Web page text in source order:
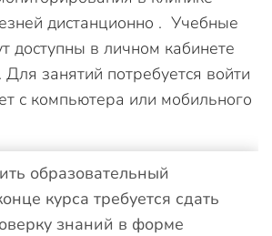
дистанционно . Учебные
доступны в личном кабинете
Для занятий потребуется войти
с компьютера или мобильного
образовательный
курса требуется сдать
знаний в форме